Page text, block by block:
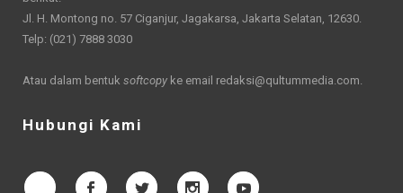
Jl. H. Montong no. 57 Ciganjur, Jagakarsa, Jakarta Selatan, 12630.
Telp: (021) 7888 3030
Atau dalam bentuk softcopy ke email redaksi@qultummedia.com
Hubungi Kami